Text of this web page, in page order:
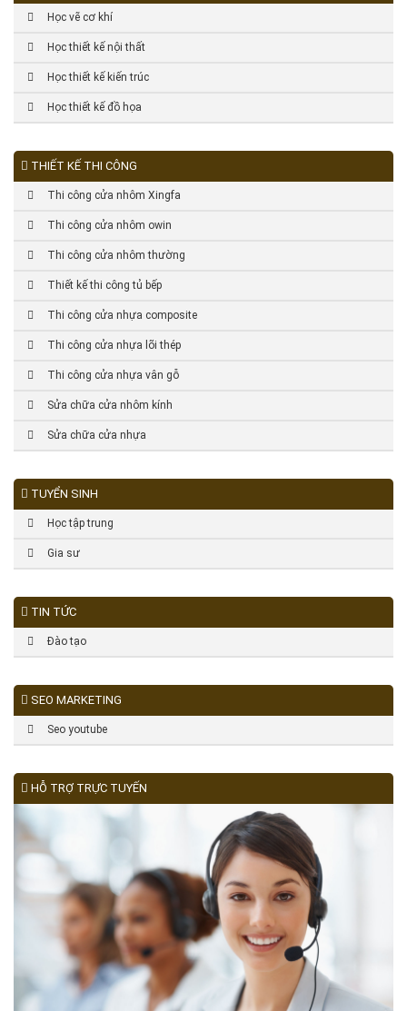
Học vẽ cơ khí
Học thiết kế nội thất
Học thiết kế kiến trúc
Học thiết kế đồ họa
THIẾT KẾ THI CÔNG
Thi công cửa nhôm Xingfa
Thi công cửa nhôm owin
Thi công cửa nhôm thường
Thiết kế thi công tủ bếp
Thi công cửa nhựa composite
Thi công cửa nhựa lõi thép
Thi công cửa nhựa vân gỗ
Sửa chữa cửa nhôm kính
Sửa chữa cửa nhựa
TUYỂN SINH
Học tập trung
Gia sư
TIN TỨC
Đào tạo
SEO MARKETING
Seo youtube
HỖ TRỢ TRỰC TUYẾN